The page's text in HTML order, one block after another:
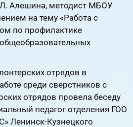
Алешина, методист МБОУ
на тему «Работа с
по профилактике
отрядов в
среди сверстников с
отрядов провела беседу
педагог отделения ГОО
Ленинск-Кузнецкого